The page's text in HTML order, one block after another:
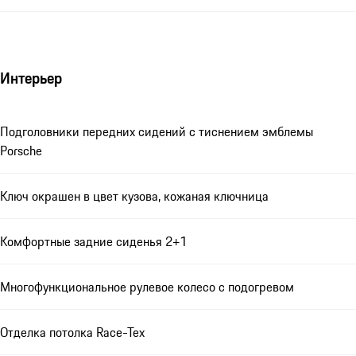
Интерьер
Подголовники передних сидений с тиснением эмблемы
Porsche
Ключ окрашен в цвет кузова, кожаная ключница
Комфортные задние сиденья 2+1
Многофункциональное рулевое колесо с подогревом
Отделка потолка Race-Tex